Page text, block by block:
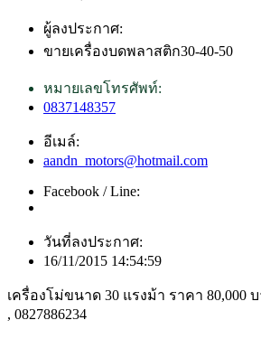
ผู้ลงประกาศ:
ขายเครื่องบดพลาสติก30-40-50
หมายเลขโทรศัพท์:
0837148357
อีเมล์:
aandn_motors@hotmail.com
Facebook / Line:
วันที่ลงประกาศ:
16/11/2015 14:54:59
เครื่องโม่ขนาด 30 แรงม้า ราคา 80,000
, 0827886234